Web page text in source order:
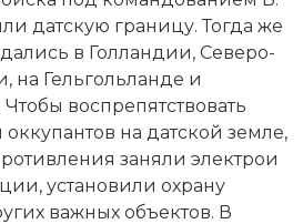
и топонимика
датскую границу. Тогда же
в Голландии, Северо-
на Гельгольланде и
воспрепятствовать
на датской земле,
заняли электрои
установили охрану
важных объектов. В